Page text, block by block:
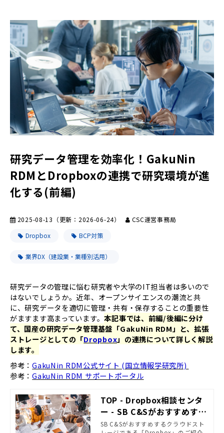
研究データ管理を効率化！GakuNin
RDMとDropboxの連携で研究環境が進
化する(前編)
2025-08-13 （更新： 2026-06-24）
CSC運営事務局
Dropbox
BCP対策
業界DX（建設業・業種別活用）
研究データの管理に悩む研究者や大学のIT担当者は多いので
はないでしょうか。近年、オープンサイエンスの潮流と共
に、研究データを適切に管理・共有・保存することの重要性
がますます高まっています。本記事では、前編/後編に分け
て、国産の研究データ管理基盤「GakuNin RDM」と、拡張
ストレージとしての「Dropbox」の連携について詳しく解説
します。
参考：GakuNin RDM公式サイト (国立情報学研究所)
参考：GakuNin RDM サポートポータル
TOP - Dropbox相談センタ
ー - SB C&Sがおすすめする
クラウドストレージ | powe
SB C&Sがおすすめするクラウドスト